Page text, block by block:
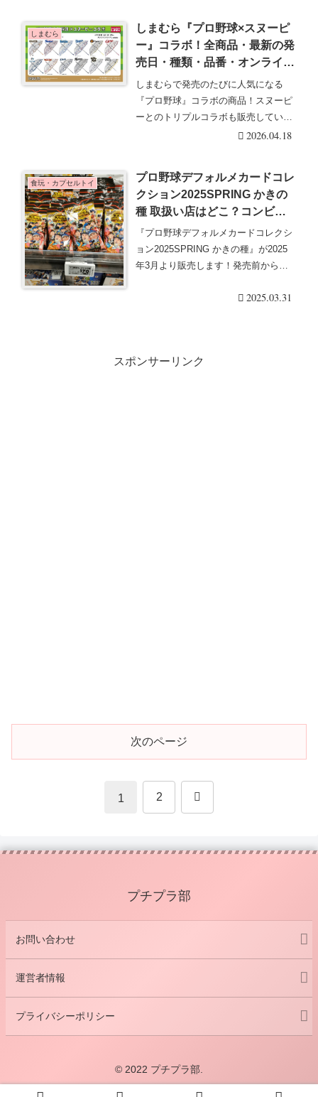
しまむら
しまむら『プロ野球×スヌーピ
ー』コラボ！全商品・最新の発
売日・種類・品番・オンライ
ン・再販まとめ！取扱店はど
こ？サンダル、ビニール傘も！
しまむらで発売のたびに人気になる
『プロ野球』コラボの商品！スヌーピ
ーとのトリプルコラボも販売していま
す！しまむら『プロ野・・・続きを読
2026.04.18
食玩・カプセルトイ
プロ野球デフォルメカードコレ
クション2025SPRING かきの
種 取扱い店はどこ？コンビニ
は？配列や再販売まとめ！フラ
ゲは？イオン、ローソンも！
『プロ野球デフォルメカードコレクシ
ョン2025SPRING かきの種』が2025
年3月より販売します！発売前から話
2025.03.31
スポンサーリンク
次のページ
1 2 次
プチプラ部
お問い合わせ
運営者情報
プライバシーポリシー
© 2022 プチプラ部.